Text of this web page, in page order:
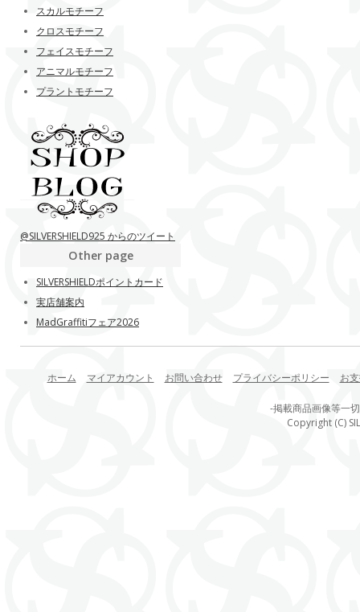
スカルモチーフ
クロスモチーフ
フェイスモチーフ
アニマルモチーフ
プラントモチーフ
@SILVERSHIELD925 からのツイート
Other page
SILVERSHIELDポイントカード
実店舗案内
MadGraffitiフェア2026
ホーム マイアカウント お問い合わせ プライバシーポリシー お
-掲載商品画像等一
Copyright (C)